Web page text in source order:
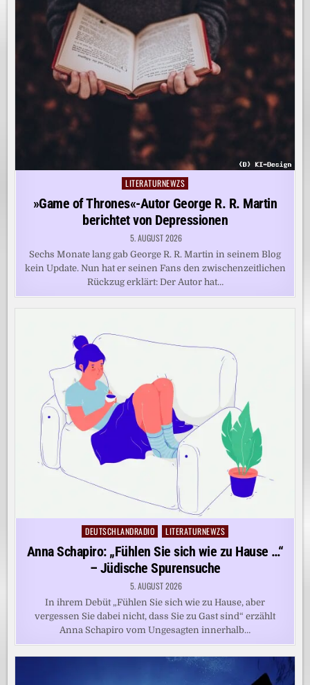
Posted
LITERATURNEWZS
»Game of Thrones«-Autor George R. R. Martin
berichtet von Depressionen
5. AUGUST 2026
Sechs Monate lang gab George R. R. Martin in seinem Blog
kein Update. Nun hat er seinen Fans den zwischenzeitlichen
Rückzug erklärt: Der Autor hat…
Posted
DEUTSCHLANDRADIO LITERATURNEWZS
Anna Schapiro: „Fühlen Sie sich wie zu Hause …“
– Jüdische Spurensuche
5. AUGUST 2026
In ihrem Debüt „Fühlen Sie sich wie zu Hause, aber
vergessen Sie dabei nicht, dass Sie zu Gast sind“ erzählt
Anna Schapiro vom Ungesagten innerhalb…